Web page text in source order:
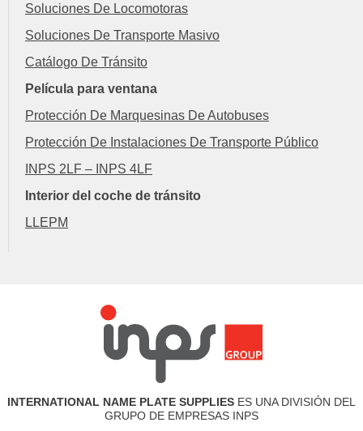
Soluciones De Locomotoras
Soluciones De Transporte Masivo
Catálogo De Tránsito
Película para ventana
Protección De Marquesinas De Autobuses
Protección De Instalaciones De Transporte Público
INPS 2LF – INPS 4LF
Interior del coche de tránsito
LLEPM
INTERNATIONAL NAME PLATE SUPPLIES ES UNA DIVISIÓN DEL
GRUPO DE EMPRESAS INPS